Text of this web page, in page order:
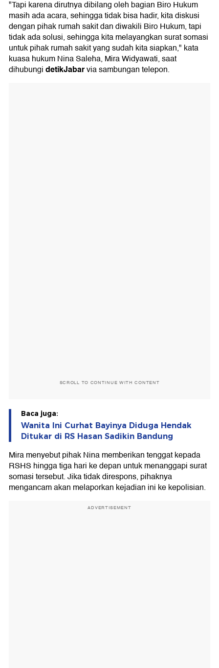
"Tapi karena dirutnya dibilang oleh bagian Biro Hukum
masih ada acara, sehingga tidak bisa hadir, kita diskusi
dengan pihak rumah sakit dan diwakili Biro Hukum, tapi
tidak ada solusi, sehingga kita melayangkan surat somasi
untuk pihak rumah sakit yang sudah kita siapkan," kata
kuasa hukum Nina Saleha, Mira Widyawati, saat
dihubungidetikJabarvia sambungan telepon.
SCROLL TO CONTINUE WITH CONTENT
Baca juga:
Wanita Ini Curhat Bayinya Diduga Hendak
Ditukar di RS Hasan Sadikin Bandung
Mira menyebut pihak Nina memberikan tenggat kepada
RSHS hingga tiga hari ke depan untuk menanggapi surat
somasi tersebut. Jika tidak direspons, pihaknya
mengancam akan melaporkan kejadian ini ke kepolisian.
ADVERTISEMENT